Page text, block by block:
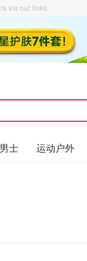
via our links.
男士 运动户外